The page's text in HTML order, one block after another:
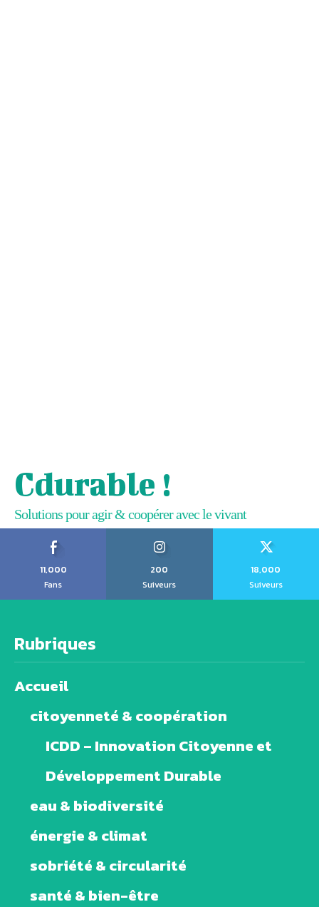
Cdurable !
Solutions pour agir & coopérer avec le vivant
11,000
Fans
200
Suiveurs
18,000
Suiveurs
Rubriques
Accueil
citoyenneté & coopération
ICDD – Innovation Citoyenne et
Développement Durable
eau & biodiversité
énergie & climat
sobriété & circularité
santé & bien-être